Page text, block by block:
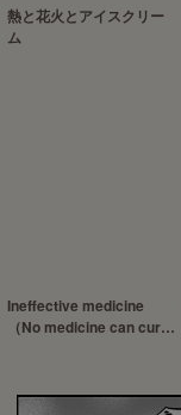
熱と花火とアイスクリー
ム
Ineffective medicine
（No medicine can cure